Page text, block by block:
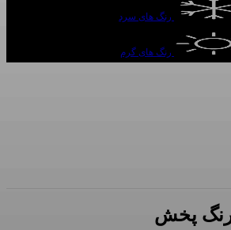
رنگ های سرد
رنگ های گرم
پخش